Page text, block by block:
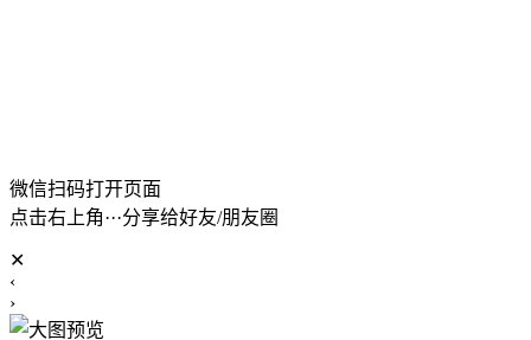
微信扫码打开页面
点击右上角···分享给好友/朋友圈
✕
‹
›